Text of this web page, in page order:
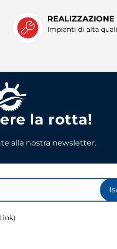
REALIZZAZIONE
Impianti di alta
la rotta!
alla nostra newsletter.
Link)